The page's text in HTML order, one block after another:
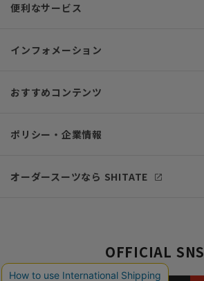
便利なサービス
インフォメーション
おすすめコンテンツ
ポリシー・企業情報
オーダースーツなら SHITATE
OFFICIAL SNS